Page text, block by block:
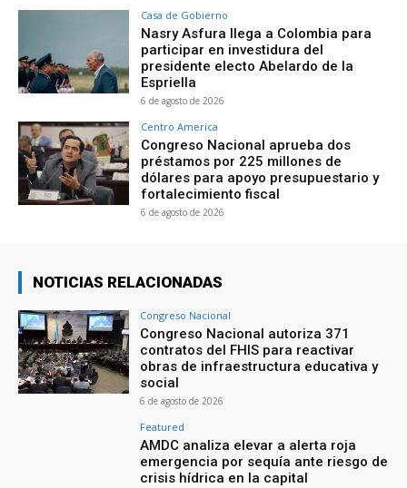
Casa de Gobierno
Nasry Asfura llega a Colombia para
participar en investidura del
presidente electo Abelardo de la
Espriella
6 de agosto de 2026
Centro America
Congreso Nacional aprueba dos
préstamos por 225 millones de
dólares para apoyo presupuestario y
fortalecimiento fiscal
6 de agosto de 2026
NOTICIAS RELACIONADAS
Congreso Nacional
Congreso Nacional autoriza 371
contratos del FHIS para reactivar
obras de infraestructura educativa y
social
6 de agosto de 2026
Featured
AMDC analiza elevar a alerta roja
emergencia por sequía ante riesgo de
crisis hídrica en la capital